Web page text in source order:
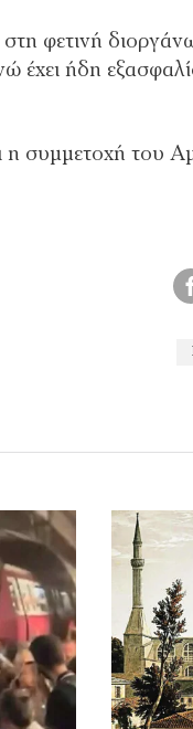
φετινή
έχει ήδη
η συμμετοχή του